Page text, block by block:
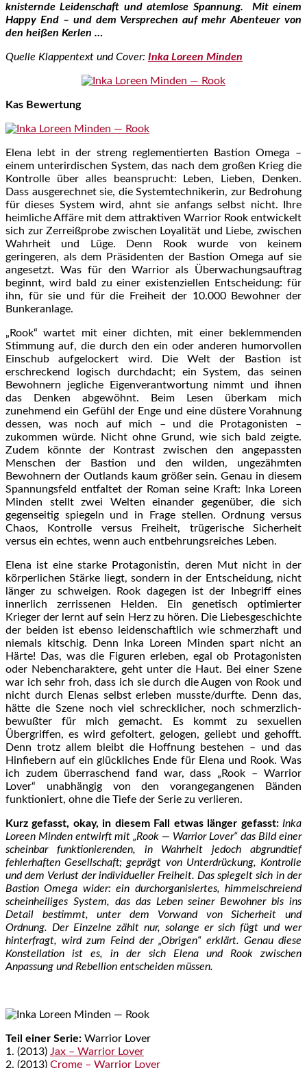
knisternde Leidenschaft und atemlose Spannung. Mit einem
Happy End – und dem Versprechen auf mehr Abenteuer von
den heißen Kerlen …
Quelle Klappentext und Cover: Inka Loreen Minden
Kas Bewertung
Elena lebt in der streng reglementierten Bastion Omega –
einem unterirdischen System, das nach dem großen Krieg die
Kontrolle über alles beansprucht: Leben, Lieben, Denken.
Dass ausgerechnet sie, die Systemtechnikerin, zur Bedrohung
für dieses System wird, ahnt sie anfangs selbst nicht. Ihre
heimliche Affäre mit dem attraktiven Warrior Rook entwickelt
sich zur Zerreißprobe zwischen Loyalität und Liebe, zwischen
Wahrheit und Lüge. Denn Rook wurde von keinem
geringeren, als dem Präsidenten der Bastion Omega auf sie
angesetzt. Was für den Warrior als Überwachungsauftrag
beginnt, wird bald zu einer existenziellen Entscheidung: für
ihn, für sie und für die Freiheit der 10.000 Bewohner der
Bunkeranlage.
„Rook“ wartet mit einer dichten, mit einer beklemmenden
Stimmung auf, die durch den ein oder anderen humorvollen
Einschub aufgelockert wird. Die Welt der Bastion ist
erschreckend logisch durchdacht; ein System, das seinen
Bewohnern jegliche Eigenverantwortung nimmt und ihnen
das Denken abgewöhnt. Beim Lesen überkam mich
zunehmend ein Gefühl der Enge und eine düstere Vorahnung
dessen, was noch auf mich – und die Protagonisten –
zukommen würde. Nicht ohne Grund, wie sich bald zeigte.
Zudem könnte der Kontrast zwischen den angepassten
Menschen der Bastion und den wilden, ungezähmten
Bewohnern der Outlands kaum größer sein. Genau in diesem
Spannungsfeld entfaltet der Roman seine Kraft: Inka Loreen
Minden stellt zwei Welten einander gegenüber, die sich
gegenseitig spiegeln und in Frage stellen. Ordnung versus
Chaos, Kontrolle versus Freiheit, trügerische Sicherheit
versus ein echtes, wenn auch entbehrungsreiches Leben.
Elena ist eine starke Protagonistin, deren Mut nicht in der
körperlichen Stärke liegt, sondern in der Entscheidung, nicht
länger zu schweigen. Rook dagegen ist der Inbegriff eines
innerlich zerrissenen Helden. Ein genetisch optimierter
Krieger der lernt auf sein Herz zu hören. Die Liebesgeschichte
der beiden ist ebenso leidenschaftlich wie schmerzhaft und
niemals kitschig. Denn Inka Loreen Minden spart nicht an
Härte! Das, was die Figuren erleben, egal ob Protagonisten
oder Nebencharaktere, geht unter die Haut. Bei einer Szene
war ich sehr froh, dass ich sie durch die Augen von Rook und
nicht durch Elenas selbst erleben musste/durfte. Denn das,
hätte die Szene noch viel schrecklicher, noch schmerzlich-
bewußter für mich gemacht. Es kommt zu sexuellen
Übergriffen, es wird gefoltert, gelogen, geliebt und gehofft.
Denn trotz allem bleibt die Hoffnung bestehen – und das
Hinfiebern auf ein glückliches Ende für Elena und Rook. Was
ich zudem überraschend fand war, dass „Rook – Warrior
Lover“ unabhängig von den vorangegangenen Bänden
funktioniert, ohne die Tiefe der Serie zu verlieren.
Kurz gefasst, okay, in diesem Fall etwas länger gefasst: Inka
Loreen Minden entwirft mit „Rook — Warrior Lover“ das Bild einer
scheinbar funktionierenden, in Wahrheit jedoch abgrundtief
fehlerhaften Gesellschaft; geprägt von Unterdrückung, Kontrolle
und dem Verlust der individueller Freiheit. Das spiegelt sich in der
Bastion Omega wider: ein durchorganisiertes, himmelschreiend
scheinheiliges System, das das Leben seiner Bewohner bis ins
Detail bestimmt, unter dem Vorwand von Sicherheit und
Ordnung. Der Einzelne zählt nur, solange er sich fügt und wer
hinterfragt, wird zum Feind der „Obrigen“ erklärt. Genau diese
Konstellation ist es, in der sich Elena und Rook zwischen
Anpassung und Rebellion entscheiden müssen.
Teil einer Serie: Warrior Lover
1. (2013) Jax – Warrior Lover
2. (2013) Crome – Warrior Lover